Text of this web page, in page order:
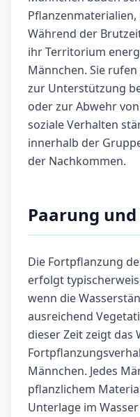
Während der
ihr Territorium
Männchen. Sie
zur Unterstützung
oder zur Abwehr
soziale Verhalten
innerhalb der
der Nachkommen.
Paarung
Die Fortpflanzung
erfolgt
wenn die
ausreichend
dieser Zeit zeigt das
Männchen. Jedes
pflanzlichem
Unterlage im